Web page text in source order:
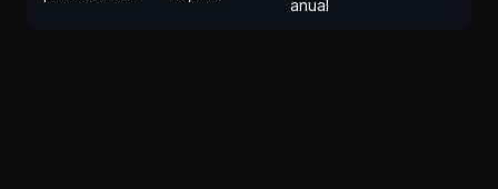
anual